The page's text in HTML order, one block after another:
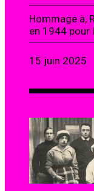
Hommage à,
en 1944 pour
15 juin 2025